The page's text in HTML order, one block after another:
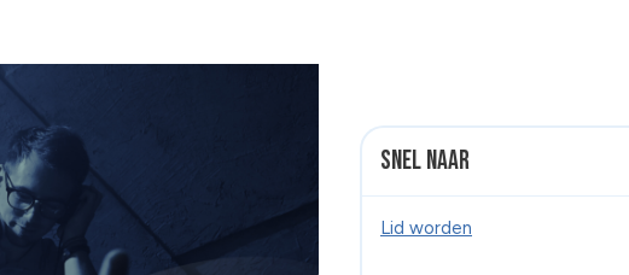
Snel naar
Lid worden